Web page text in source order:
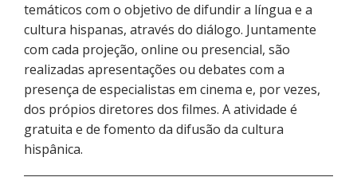
temáticos com o objetivo de difundir a língua e a
cultura hispanas, através do diálogo. Juntamente
com cada projeção, online ou presencial, são
realizadas apresentações ou debates com a
presença de especialistas em cinema e, por vezes,
dos própios diretores dos filmes. A atividade é
gratuita e de fomento da difusão da cultura
hispânica.